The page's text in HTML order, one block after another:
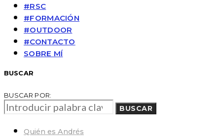
#RSC
#FORMACIÓN
#OUTDOOR
#CONTACTO
SOBRE MÍ
BUSCAR
BUSCAR POR:
BUSCAR
Quién es Andrés